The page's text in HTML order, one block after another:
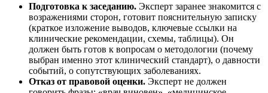
Подготовка к заседанию. Эксперт заранее знакомится с
возражениями сторон, готовит пояснительную записку
(краткое изложение выводов, ключевые ссылки на
клинические рекомендации, схемы, таблицы). Он
должен быть готов к вопросам о методологии (почему
выбран именно этот клинический стандарт), о давности
событий, о сопутствующих заболеваниях.
Отказ от правовой оценки. Эксперт не должен